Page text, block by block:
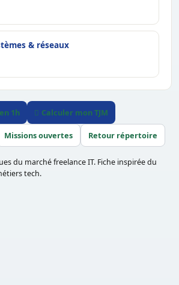
& réseaux
1h Calculer mon TJM
Missions ouvertes Retour répertoire
du marché freelance IT. Fiche inspirée du
tech.